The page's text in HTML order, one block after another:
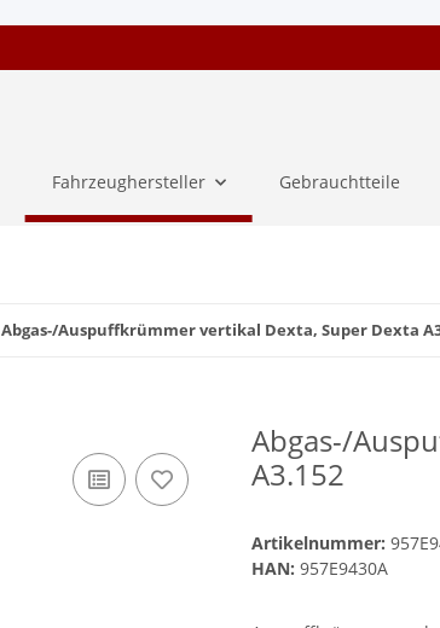
Fahrzeughersteller Gebrauchtteile
Abgas-/Auspuffkrümmer vertikal Dexta, Super Dexta
Abgas-/
A3.152
Artikelnummer:
HAN: 957E9430A